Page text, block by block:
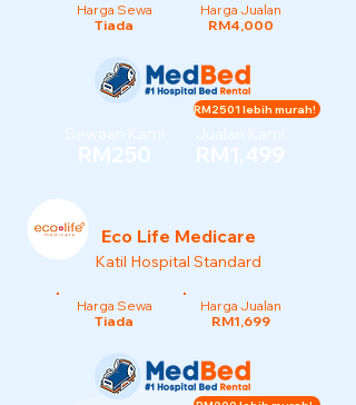
Harga Sewa
Tiada
Harga Jualan
RM4,000
Sewaan Kami
RM250
Jualan Kami
RM1,499
RM2501 lebih murah!
Eco Life Medicare
Katil Hospital Standard
Harga Sewa
Tiada
Harga Jualan
RM1,699